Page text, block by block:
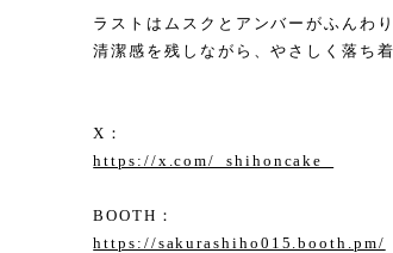
ラストはムスクとアンバーがふんわ
清潔感を残しながら、やさしく落ち
X：
https://x.com/_shihoncake_
BOOTH：
https://sakurashiho015.booth.pm/